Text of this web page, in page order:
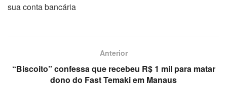
sua conta bancária
Anterior
“Biscoito” confessa que recebeu R$ 1 mil para matar
dono do Fast Temaki em Manaus